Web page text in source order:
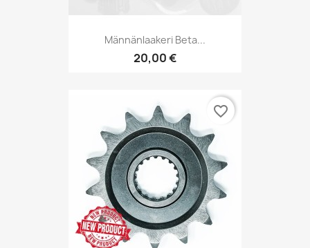
Männänlaakeri Beta...
20,00 €
favorite_border